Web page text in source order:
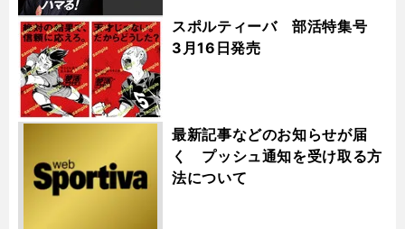
スポルティーバ 部活特集号
3月16日発売
最新記事などのお知らせが届
く プッシュ通知を受け取る方
法について